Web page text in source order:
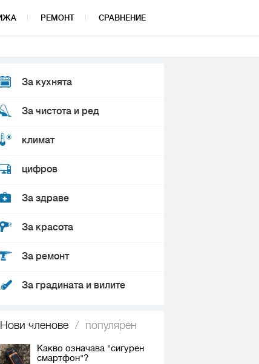
РЕМОНТ СРАВНЕНИЕ
За кухнята
За чистота и ред
климат
цифров
За здраве
За красота
За ремонт
За градината и вилите
Нови членове / популярен
Какво означава "сигурен
смартфон"?